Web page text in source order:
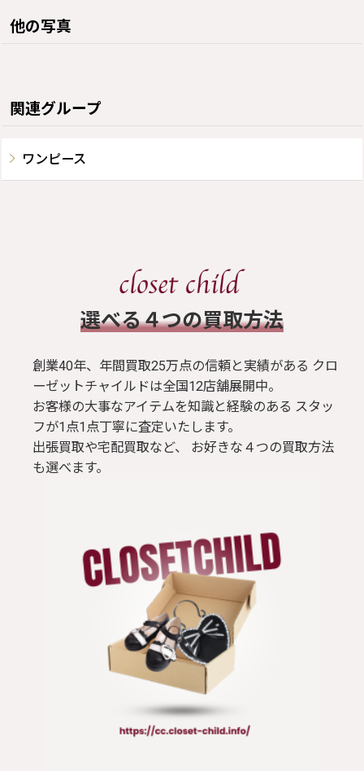
他の写真
関連グループ
ワンピース
​選べる４つの買取方法
創業40年、年間買取25万点の信頼と実績がある クロ
ーゼットチャイルドは全国12店舗展開中。
お客様の大事なアイテムを知識と経験のある スタッ
フが1点1点丁寧に査定いたします。
出張買取や宅配買取など、 お好きな４つの買取方法
も選べます。